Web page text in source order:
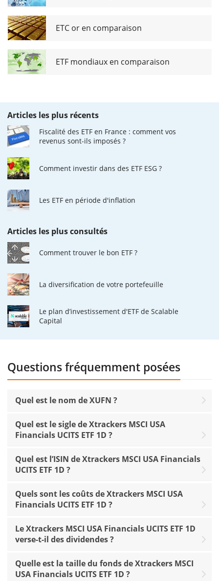
ETC or en comparaison
ETF mondiaux en comparaison
Articles les plus récents
Fiscalité des ETF en France : comment vos
revenus sont-ils imposés ?
Comment investir dans des ETF ESG ?
Les ETF en période d'inflation
Articles les plus consultés
Comment trouver le bon ETF ?
La diversification de votre portefeuille
Le plan d’investissement d'ETF de Scalable
Capital
Questions fréquemment posées
Quel est le nom de XUFN ?
Quel est le sigle de Xtrackers MSCI USA
Financials UCITS ETF 1D ?
Quel est l’ISIN de Xtrackers MSCI USA Financials
UCITS ETF 1D ?
Quels sont les coûts de Xtrackers MSCI USA
Financials UCITS ETF 1D ?
Le Xtrackers MSCI USA Financials UCITS ETF 1D
verse-t-il des dividendes ?
Quelle est la taille du fonds de Xtrackers MSCI
USA Financials UCITS ETF 1D ?